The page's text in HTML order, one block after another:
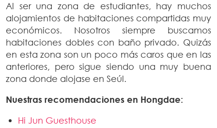
Al ser una zona de estudiantes, hay muchos
alojamientos de habitaciones compartidas muy
económicos. Nosotros siempre buscamos
habitaciones dobles con baño privado. Quizás
en esta zona son un poco más caros que en las
anteriores, pero sigue siendo una muy buena
zona donde alojase en Seúl.
Nuestras recomendaciones en Hongdae:
Hi Jun Guesthouse